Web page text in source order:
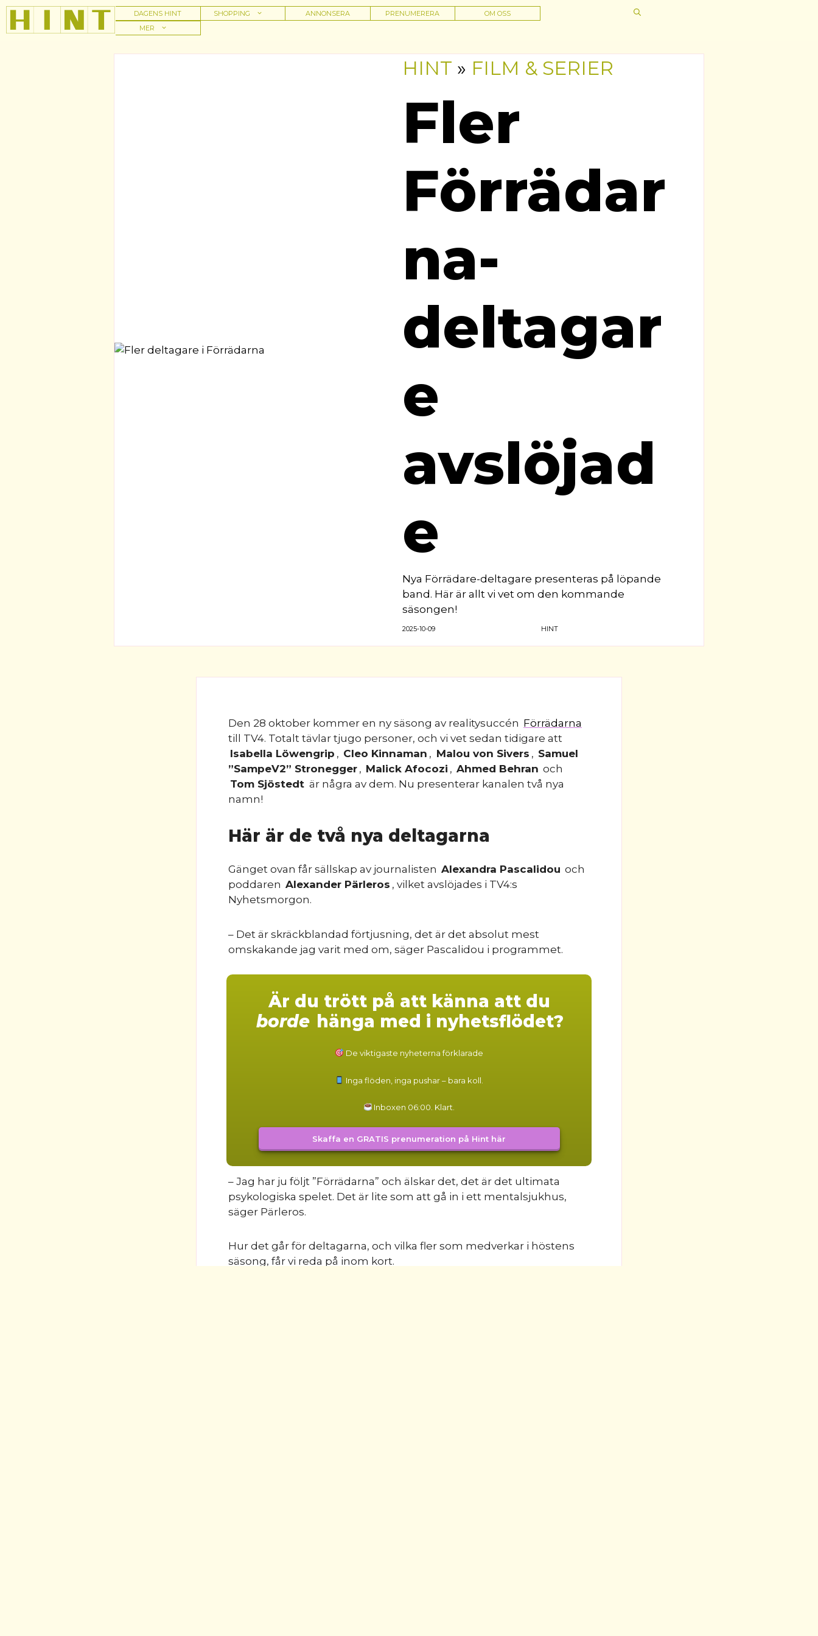
Hoppa
innehåll
DAGENS HINT SHOPPING ANNONSERA PRENUMERERA
OM OSS
MER
HINT » FILM & SERIER
Fler
Förrädar
na-
deltagar
e
avslöjad
e
Nya Förrädare-deltagare presenteras på löpande
band. Här är allt vi vet om den kommande
säsongen!
2025-10-09 HINT
Den 28 oktober kommer en ny säsong av realitysuccén Förrädarna
till TV4. Totalt tävlar tjugo personer, och vi vet sedan tidigare att
Isabella Löwengrip , Cleo Kinnaman , Malou von Sivers , Samuel
”SampeV2” Stronegger , Malick Afocozi , Ahmed Behran och
Tom Sjöstedt är några av dem. Nu presenterar kanalen två nya
namn!
Här är de två nya deltagarna
Gänget ovan får sällskap av journalisten Alexandra Pascalidou och
poddaren Alexander Pärleros , vilket avslöjades i TV4:s
Nyhetsmorgon.
– Det är skräckblandad förtjusning, det är det absolut mest
omskakande jag varit med om, säger Pascalidou i programmet.
Är du trött på att känna att du
borde hänga med i nyhetsflödet?
De viktigaste nyheterna förklarade
Inga flöden, inga pushar – bara koll.
Inboxen 06:00. Klart.
Skaffa en GRATIS prenumeration på Hint här
– Jag har ju följt ”Förrädarna” och älskar det, det är det ultimata
psykologiska spelet. Det är lite som att gå in i ett mentalsjukhus,
säger Pärleros.
Hur det går för deltagarna, och vilka fler som medverkar i höstens
säsong, får vi reda på inom kort.